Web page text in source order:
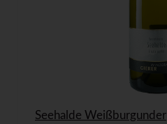
Seehalde Weißburgunder